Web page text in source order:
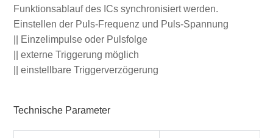
Funktionsablauf des ICs synchronisiert werden.
Einstellen der Puls-Frequenz und Puls-Spannung
|| Einzelimpulse oder Pulsfolge
|| externe Triggerung möglich
|| einstellbare Triggerverzögerung
Technische Parameter